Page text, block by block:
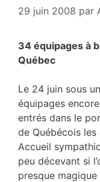
29 juin 2008 par
34 équipages à
Québec
Le 24 juin sous
équipages
entrés dans le
de Québécois
Accueil
peu décevant si
presque